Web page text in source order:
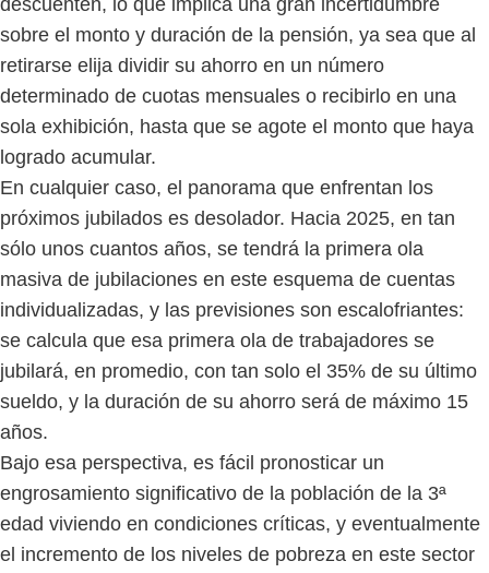
sobre el monto y duración de la pensión, ya sea que al
retirarse elija dividir su ahorro en un número
determinado de cuotas mensuales o recibirlo en una
sola exhibición, hasta que se agote el monto que haya
logrado acumular.
En cualquier caso, el panorama que enfrentan los
próximos jubilados es desolador. Hacia 2025, en tan
sólo unos cuantos años, se tendrá la primera ola
masiva de jubilaciones en este esquema de cuentas
individualizadas, y las previsiones son escalofriantes:
se calcula que esa primera ola de trabajadores se
jubilará, en promedio, con tan solo el 35% de su último
sueldo, y la duración de su ahorro será de máximo 15
años.
Bajo esa perspectiva, es fácil pronosticar un
engrosamiento significativo de la población de la 3ª
edad viviendo en condiciones críticas, y eventualmente
el incremento de los niveles de pobreza en este sector